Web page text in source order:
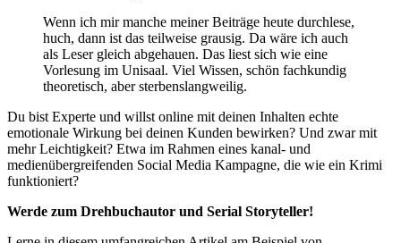
Wenn ich mir manche meiner Beiträge heute durchlese,
huch, dann ist das teilweise grausig. Da wäre ich auch
als Leser gleich abgehauen. Das liest sich wie eine
Vorlesung im Unisaal. Viel Wissen, schön fachkundig
theoretisch, aber sterbenslangweilig.
Du bist Experte und willst online mit deinen Inhalten echte
emotionale Wirkung bei deinen Kunden bewirken? Und zwar mit
mehr Leichtigkeit? Etwa im Rahmen eines kanal- und
medienübergreifenden Social Media Kampagne, die wie ein Krimi
funktioniert?
Werde zum Drehbuchautor und Serial Storyteller!